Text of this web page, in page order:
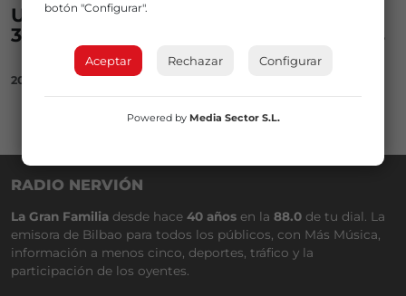
Un empleado de Amazon estafa
300.000 euros revendiendo productos
20/02/2019
RADIO NERVIÓN
La Gran Familia desde hace 40 años en la 88.0 de tu dial. La
emisora de Bilbao para todos los públicos, con Más Música,
información a menos cinco, deportes, tráfico y la
participación de los oyentes.
botón "Configurar".
Aceptar Rechazar Configurar
Powered by Media Sector S.L.